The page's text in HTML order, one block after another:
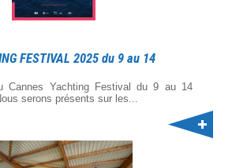
FESTIVAL 2025 du 9 au 14
Cannes Yachting Festival du 9 au 14
serons présents sur les...